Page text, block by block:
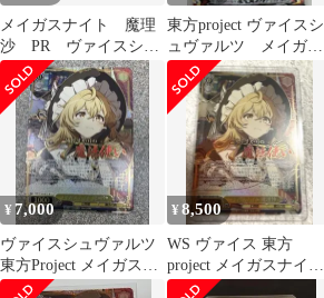
メイガスナイト 魔理
沙 PR ヴァイスシュ
ヴァルツ 東方
東方project ヴァイスシ
ュヴァルツ メイガス
ナイト 魔理沙 SR
¥ 7,000
ヴァイスシュヴァルツ
東方Project メイガスナ
イト 魔理沙 SR
¥8,500
WS ヴァイス 東方
project メイガスナイト
魔理沙 SR 星3 ★★★